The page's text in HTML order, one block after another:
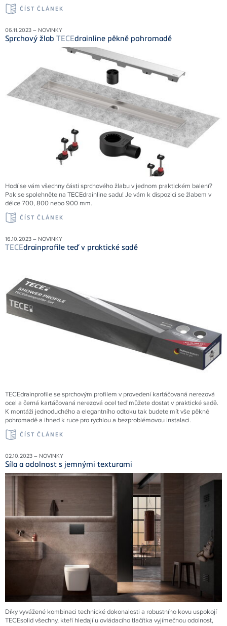
ČÍST ČLÁNEK
06.11.2023 – NOVINKY
Sprchový žlab TECEdrainline pěkně pohromadě
Hodí se vám všechny části sprchového žlabu v jednom praktickém balení?
Pak se spolehněte na TECEdrainline sadu! Je vám k dispozici se žlabem v
délce 700, 800 nebo 900 mm.
ČÍST ČLÁNEK
16.10.2023 – NOVINKY
TECEdrainprofile teď v praktické sadě
TECEdrainprofile se sprchovým profilem v provedení kartáčovaná nerezová
ocel a černá kartáčovaná nerezová ocel teď můžete dostat v praktické sadě.
K montáži jednoduchého a elegantního odtoku tak budete mít vše pěkně
pohromadě a ihned k ruce pro rychlou a bezproblémovou instalaci.
ČÍST ČLÁNEK
02.10.2023 – NOVINKY
Síla a odolnost s jemnými texturami
Díky vyvážené kombinaci technické dokonalosti a robustního kovu uspokojí
TECEsolid všechny, kteří hledají u ovládacího tlačítka vyjímečnou odolnost,